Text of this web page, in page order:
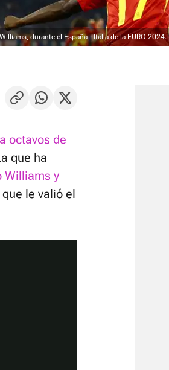
durante el España - Italia de la EURO 2024.
octavos de
que ha
Williams y
le valió el